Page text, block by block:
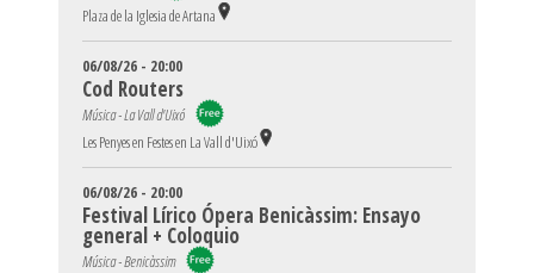
Plaza de la Iglesia de Artana
06/08/26 - 20:00
Cod Routers
Música - La Vall d'Uixó
Les Penyes en Festes en La Vall d'Uixó
06/08/26 - 20:00
Festival Lírico Ópera Benicàssim: Ensayo
general + Coloquio
Música - Benicàssim